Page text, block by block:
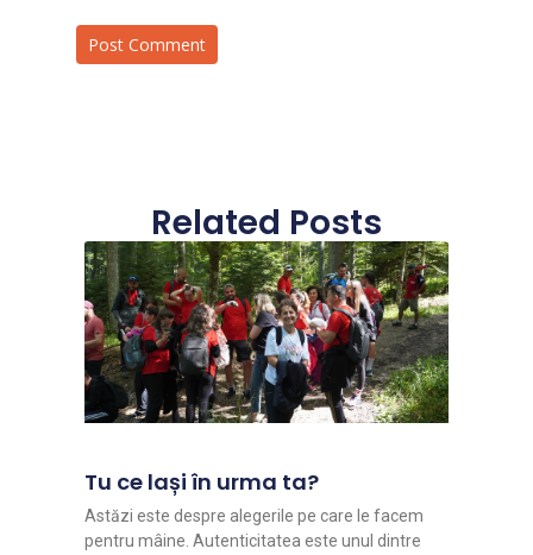
Related Posts
Tu ce lași în urma ta?
Astăzi este despre alegerile pe care le facem
pentru mâine. Autenticitatea este unul dintre